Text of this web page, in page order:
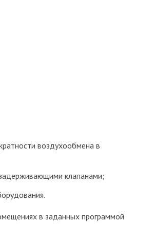
воздухообмена в
клапанами;
в заданных программой